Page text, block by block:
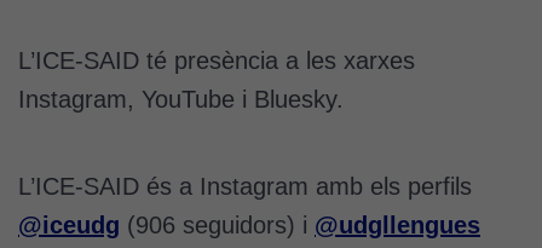
L’ICE-SAID té presència a les xarxes
Instagram, YouTube i Bluesky.
L’ICE-SAID és a Instagram amb els perfils
@iceudg (906 seguidors) i @udgllengues